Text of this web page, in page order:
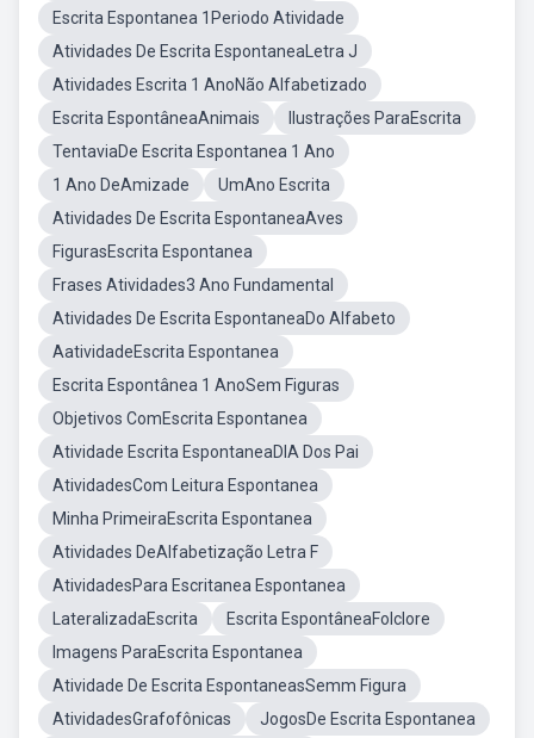
Escrita Espontanea 1Periodo Atividade
Atividades De Escrita EspontaneaLetra J
Atividades Escrita 1 AnoNão Alfabetizado
Escrita EspontâneaAnimais
Ilustrações ParaEscrita
TentaviaDe Escrita Espontanea 1 Ano
1 Ano DeAmizade
UmAno Escrita
Atividades De Escrita EspontaneaAves
FigurasEscrita Espontanea
Frases Atividades3 Ano Fundamental
Atividades De Escrita EspontaneaDo Alfabeto
AatividadeEscrita Espontanea
Escrita Espontânea 1 AnoSem Figuras
Objetivos ComEscrita Espontanea
Atividade Escrita EspontaneaDIA Dos Pai
AtividadesCom Leitura Espontanea
Minha PrimeiraEscrita Espontanea
Atividades DeAlfabetização Letra F
AtividadesPara Escritanea Espontanea
LateralizadaEscrita
Escrita EspontâneaFolclore
Imagens ParaEscrita Espontanea
Atividade De Escrita EspontaneasSemm Figura
AtividadesGrafofônicas
JogosDe Escrita Espontanea